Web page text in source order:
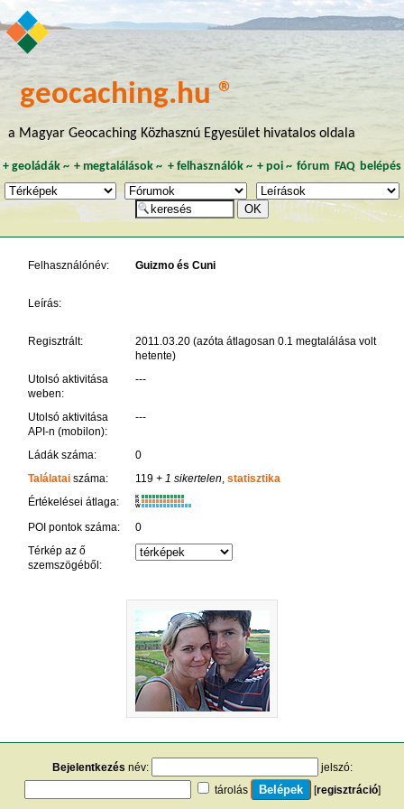
geocaching.hu ®
a Magyar Geocaching Közhasznú Egyesület hivatalos oldala
+ geoládák~ +megtalálások~ + felhasználók~ + poi~ fórum FAQ belépés
Felhasználónév: Guizmo és Cuni
Leírás:
Regisztrált:
2011.03.20 (azóta átlagosan 0.1 megtalálása volt
hetente)
Utolsó aktivitása
weben:
---
Utolsó aktivitása
API-n (mobilon):
---
Ládák száma:
0
Találatai száma: 119+ 1 sikertelen, statisztika
Értékelései átlaga:
K
R
W
POI pontok száma:
0
Térkép az ő
szemszögéből:
Bejelentkezés név:
jelszó:
tárolás
[regisztráció]